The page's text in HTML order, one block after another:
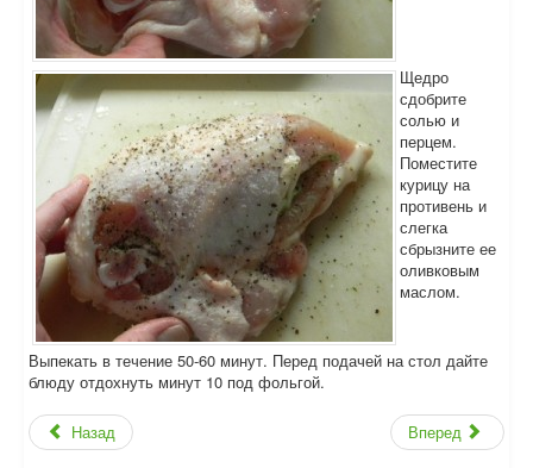
Щедро
сдобрите
солью и
перцем.
Поместите
курицу на
противень и
слегка
сбрызните ее
оливковым
маслом.
Выпекать в течение 50-60 минут. Перед подачей на стол дайте
блюду отдохнуть минут 10 под фольгой.
Назад Вперед